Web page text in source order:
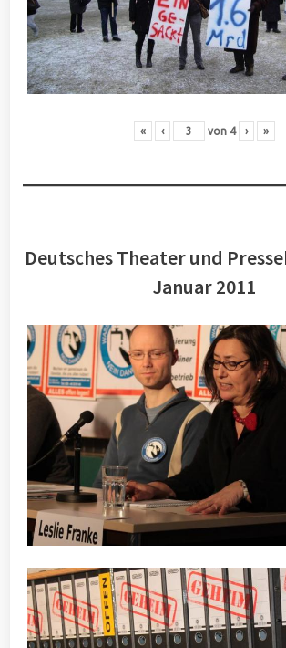
« ‹ von 4 › »
Deutsches Theater und
Januar 2011